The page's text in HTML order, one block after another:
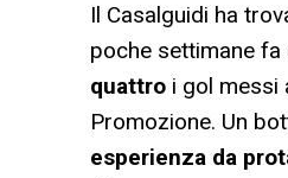
Il Casalguidi ha
poche settimane fa
quattro i gol messi
Promozione. Un
esperienza da